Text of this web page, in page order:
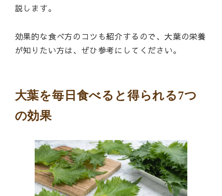
説します。
効果的な食べ方のコツも紹介するので、大葉の栄養
が知りたい方は、ぜひ参考にしてください。
大葉を毎日食べると得られる7つ
の効果